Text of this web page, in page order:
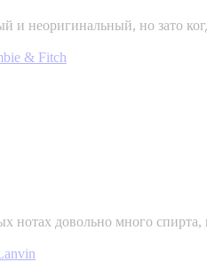
и неоригинальный, но зато
& Fitch
довольно много спирта,